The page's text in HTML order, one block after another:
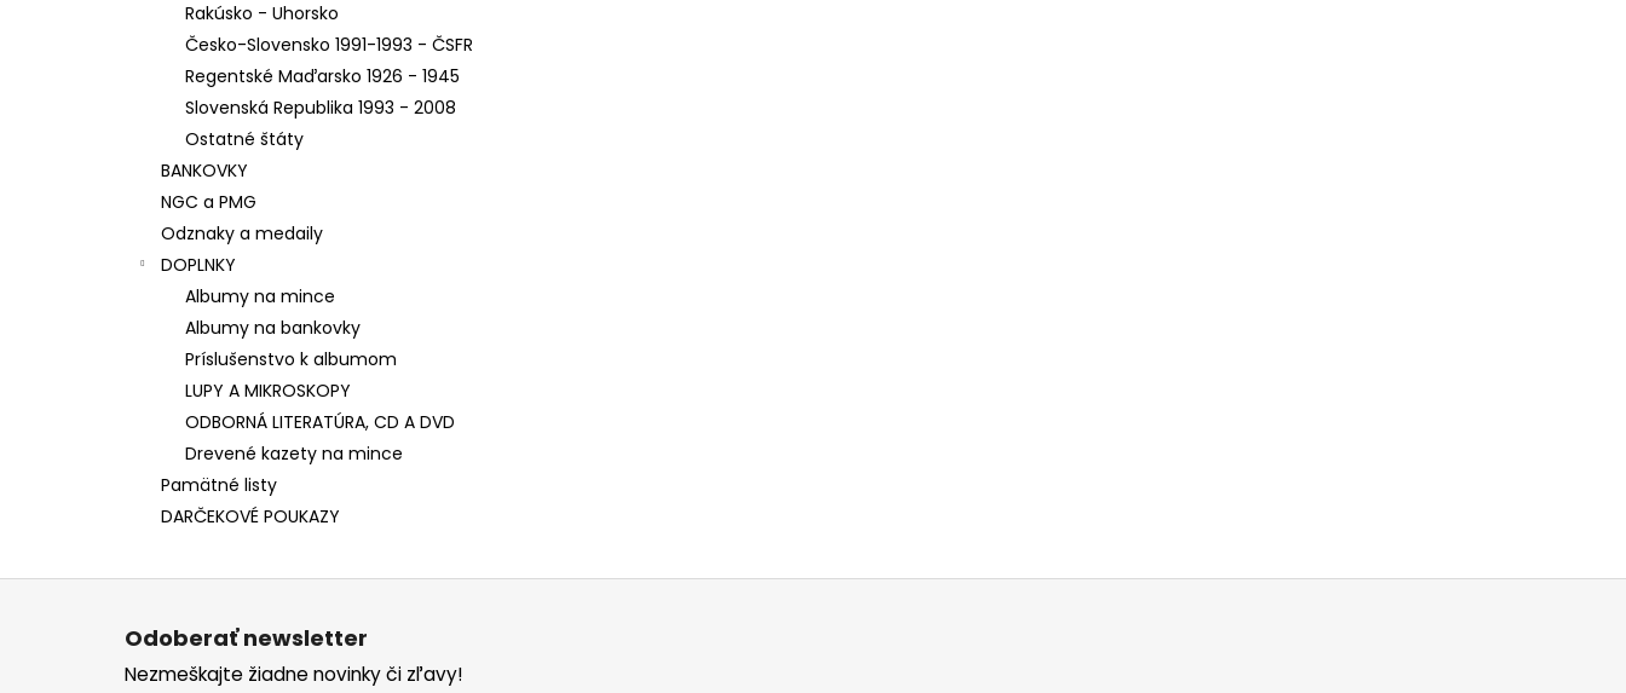
Rakúsko - Uhorsko
Česko-Slovensko 1991-1993 - ČSFR
Regentské Maďarsko 1926 - 1945
Slovenská Republika 1993 - 2008
Ostatné štáty
BANKOVKY
NGC a PMG
Odznaky a medaily
DOPLNKY
Albumy na mince
Albumy na bankovky
Príslušenstvo k albumom
LUPY A MIKROSKOPY
ODBORNÁ LITERATÚRA, CD A DVD
Drevené kazety na mince
Pamätné listy
DARČEKOVÉ POUKAZY
Z
Odoberať newsletter
Nezmeškajte žiadne novinky či zľavy!